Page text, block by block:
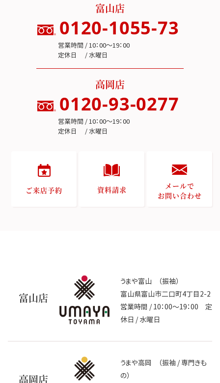
富山店
0120-1055-73
営業時間 / 10：00～19：00
定休日 / 水曜日
高岡店
0120-93-0277
営業時間 / 10：00～19：00
定休日 / 水曜日
ご来店予約 資料請求
メールで
お問い合わせ
富山店
うまや富山 （振袖）
富山県富山市二口町4丁目2-2
営業時間 / 10：00～19：00 定
休日 / 水曜日
高岡店
うまや高岡 （振袖 / 専門きも
の）